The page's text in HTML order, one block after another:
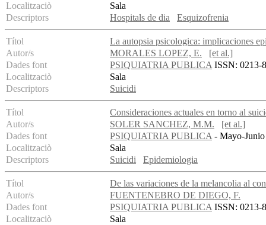
Localitzaciò
Sala
Descriptors
Hospitals de dia Esquizofrenia
Títol
La autopsia psicologica: implicaciones
Autor/s
MORALES LOPEZ, E.
[et al.]
Dades font
PSIQUIATRIA PUBLICAISSN: 0213-
Localitzaciò
Sala
Descriptors
Suicidi
Títol
Consideraciones actuales en torno al
Autor/s
SOLER SANCHEZ, M.M.
[et al.]
Dades font
PSIQUIATRIA PUBLICA- Mayo-Junio
Localitzaciò
Sala
Descriptors
Suicidi Epidemiologia
Títol
De las variaciones de la melancolia al
Autor/s
FUENTENEBRO DE DIEGO, F.
Dades font
PSIQUIATRIA PUBLICAISSN: 0213-
Localitzaciò
Sala